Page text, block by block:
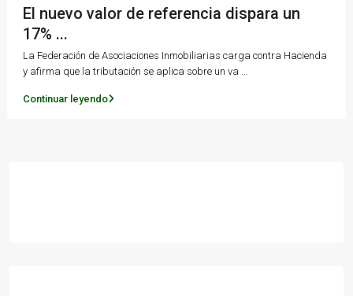
El nuevo valor de referencia dispara un
17% ...
La Federación de Asociaciones Inmobiliarias carga contra Hacienda
y afirma que la tributación se aplica sobre un va
Continuar leyendo